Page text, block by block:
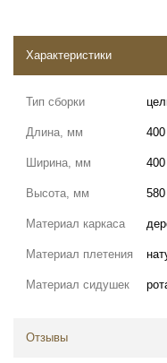
Характеристики
Тип сборки
Длина, мм 400
Ширина, мм 400
Высота, мм 580
Материал каркаса
Материал плетения
Материал сидушек
Отзывы